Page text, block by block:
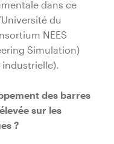
dans ce
du
NEES
Simulation)
industrielle).
des barres
sur les
?